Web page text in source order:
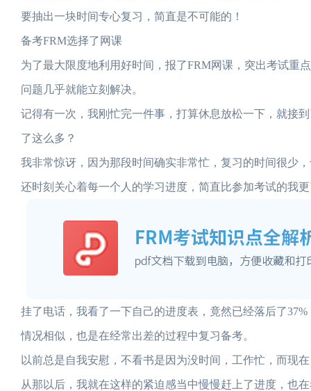
要抽出一块时间专心复习，简直是不可能的！
备考FRM选择了网课
为了最大限度地利用好时间，报了FRM网课，突出考试重
问题几乎就能立刻解决。
记得有一次，我刚忙完一件事，打算休息放松一下，就接
了这么多？
我非常惊讶，因为那段时间确实非常忙，复习的时间很少
还时刻关心着每一个人的学习进度，简直比参加考试的我
挂了电话，我看了一下自己的进度表，竟然已经落后了
情况相似，也是在经常出差的过程中复习备考。
以前总是自我安慰，不看书是因为没时间，工作忙，而现
从那以后，我就在这样的紧迫感当中慢慢赶上了进度，也